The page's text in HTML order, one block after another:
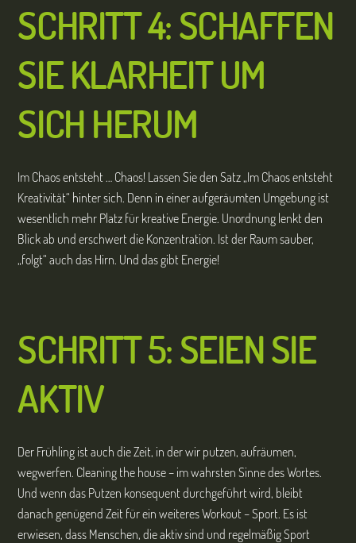
SCHRITT 4: SCHAFFEN
SIE KLARHEIT UM
SICH HERUM
Im Chaos entsteht … Chaos! Lassen Sie den Satz „Im Chaos entsteht
Kreativität“ hinter sich. Denn in einer aufgeräumten Umgebung ist
wesentlich mehr Platz für kreative Energie. Unordnung lenkt den
Blick ab und erschwert die Konzentration. Ist der Raum sauber,
„folgt“ auch das Hirn. Und das gibt Energie!
SCHRITT 5: SEIEN SIE
AKTIV
Der Frühling ist auch die Zeit, in der wir putzen, aufräumen,
wegwerfen. Cleaning the house – im wahrsten Sinne des Wortes.
Und wenn das Putzen konsequent durchgeführt wird, bleibt
danach genügend Zeit für ein weiteres Workout – Sport. Es ist
erwiesen, dass Menschen, die aktiv sind und regelmäßig Sport